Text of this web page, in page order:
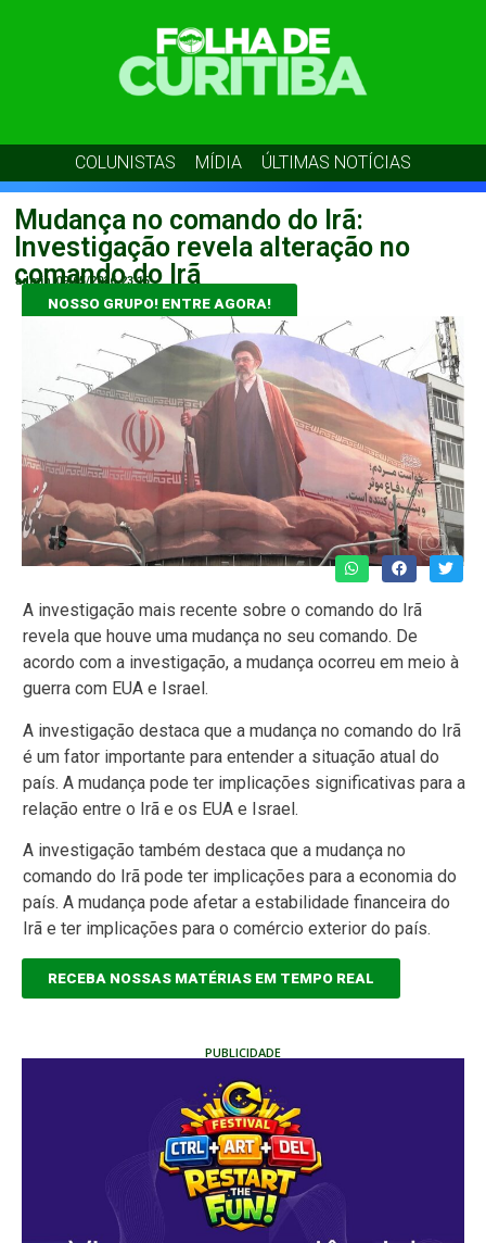
COLUNISTAS MÍDIA ÚLTIMAS NOTÍCIAS
Mudança no comando do Irã:
Investigação revela alteração no
comando do Irã
admin 09/05/2026 23:15
NOSSO GRUPO! ENTRE AGORA!
A investigação mais recente sobre o comando do Irã
revela que houve uma mudança no seu comando. De
acordo com a investigação, a mudança ocorreu em meio à
guerra com EUA e Israel.
A investigação destaca que a mudança no comando do Irã
é um fator importante para entender a situação atual do
país. A mudança pode ter implicações significativas para a
relação entre o Irã e os EUA e Israel.
A investigação também destaca que a mudança no
comando do Irã pode ter implicações para a economia do
país. A mudança pode afetar a estabilidade financeira do
Irã e ter implicações para o comércio exterior do país.
RECEBA NOSSAS MATÉRIAS EM TEMPO REAL
PUBLICIDADE